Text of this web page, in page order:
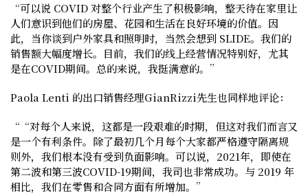
“可以说 COVID 对整个行业产生了积极影响，整天待在家里让
人们意识到他们的房屋、花园和生活在良好环境的价值。因
此，当你谈到户外家具和照明时，当然会想到 SLIDE。我们的
销售额大幅度增长。目前，我们的线上经营情况特别好，尤其
是在COVID期间。总的来说，我挺满意的。”
Paola Lenti 的出口销售经理GianRizzi先生也同样地评论：
““对每个人来说，这都是一段艰难的时期，但这对我们而言又
是一个有利条件。除了最初几个月每个大家都严格遵守隔离规
则外，我们根本没有受到负面影响。可以说，2021年，即使在
第二波和第三波COVID-19期间，我司也非常成功。与 2019 年
相比，我们在零售和合同方面有所增加。”